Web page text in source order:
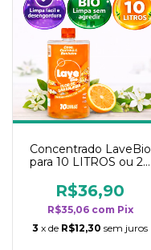
Concentrado LaveBio
para 10 LITROS ou 20
rendimento da
categoria - Flor de
Laranjeira
R$36,90
R$35,06 com Pix
3 x de R$12,30 sem juros